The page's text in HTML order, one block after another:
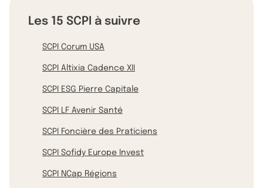
Les 15 SCPI à suivre
SCPI Corum USA
SCPI Altixia Cadence XII
SCPI ESG Pierre Capitale
SCPI LF Avenir Santé
SCPI Foncière des Praticiens
SCPI Sofidy Europe Invest
SCPI NCap Régions